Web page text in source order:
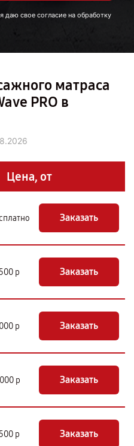
даю свое согласие на обработку
матраса
PRO в
Цена, от
Заказать
р Заказать
р Заказать
р Заказать
р Заказать